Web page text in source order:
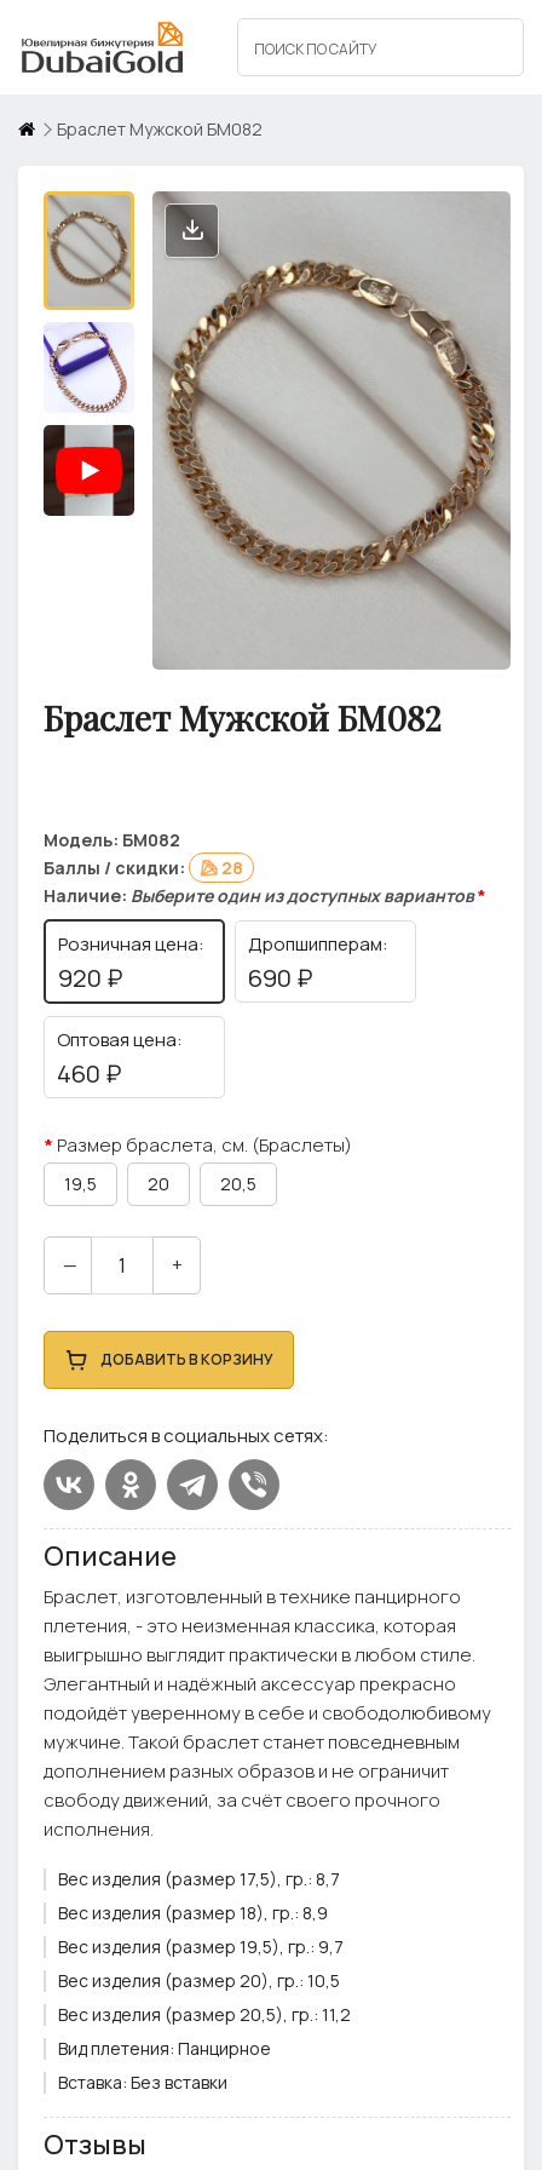
Браслет Мужской БМ082
Браслет Мужской БМ082
Модель: БМ082
Баллы / скидки:
28
Наличие: Выберите один из доступных вариантов*
Розничная цена:
920 ₽
Дропшипперам:
690 ₽
Оптовая цена:
460 ₽
Размер браслета, см. (Браслеты)
19,5 20 20,5
— +
ДОБАВИТЬ В КОРЗИНУ
Поделиться в социальных сетях:
Описание
Браслет, изготовленный в технике панцирного
плетения, - это неизменная классика, которая
выигрышно выглядит практически в любом стиле.
Элегантный и надёжный аксессуар прекрасно
подойдёт уверенному в себе и свободолюбивому
мужчине. Такой браслет станет повседневным
дополнением разных образов и не ограничит
свободу движений, за счёт своего прочного
исполнения.
Вес изделия (размер 17,5), гр.: 8,7
Вес изделия (размер 18), гр.: 8,9
Вес изделия (размер 19,5), гр.: 9,7
Вес изделия (размер 20), гр.: 10,5
Вес изделия (размер 20,5), гр.: 11,2
Вид плетения: Панцирное
Вставка: Без вставки
Тип застёжки: Карабин
Цвет вставки:
Отзывы